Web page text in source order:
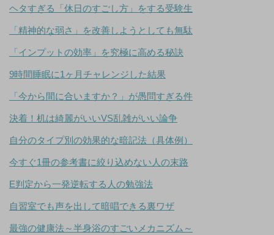
ヘタすぎる「休日のすごし方」をする受験生
「精神的な弱さ」を改善しようとしても無駄
「インプットの効率」を究極に高める秘訣
9時間睡眠に1ヶ月チャレンジした結果
「今から間に合いますか？」が愚問すぎる件
決着！机は綺麗がいいVS乱雑がいい論争
自分のタイプ別の効果的な暗記法（具体例）
今すぐ1冊の参考書に絞り込めない人の末路
E判定から一発逆転する人の勉強法
自習室でも声を出して暗唱できる裏ワザ
最強の健康法～半身浴のすごいメカニズム～